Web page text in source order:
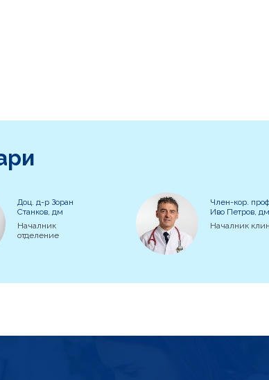
Доц. д-р Зоран
Станков, дм
Началник
отделение
Член-кор.
Иво Петров,
Началник